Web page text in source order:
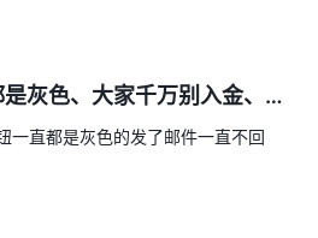
灰色、大家千万别入金、入
一直都是灰色的发了邮件一直不回